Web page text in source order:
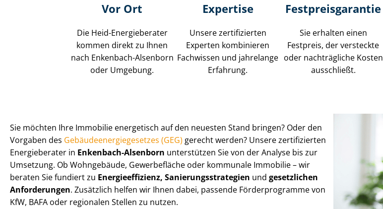
Vor Ort
Die Heid-Energieberater
kommen direkt zu Ihnen
nach Enkenbach-Alsenborn
oder Umgebung.
Expertise
Unsere zertifizierten
Experten kombinieren
Fachwissen und jahrelange
Erfahrung.
Fest­preis­ga­ran­tie
Sie erhalten einen
Festpreis, der versteckte
oder nachträgliche Kosten
ausschließt.
Sie möchten Ihre Immobilie energetisch auf den neuesten Stand bringen? Oder den
Vorgaben des Ge­bäu­de­en­er­gie­ge­set­zes (GEG) gerecht werden? Unsere zertifizierten
Energieberater in Enkenbach-Alsenborn unterstützen Sie von der Analyse bis zur
Umsetzung. Ob Wohngebäude, Gewerbefläche oder kommunale Immobilie – wir
beraten Sie fundiert zu En­er­gie­ef­fi­zi­enz, Sa­nie­rungs­stra­te­gien und gesetzlichen
Anforderungen. Zusätzlich helfen wir Ihnen dabei, passende Förderprogramme von
KfW, BAFA oder regionalen Stellen zu nutzen.